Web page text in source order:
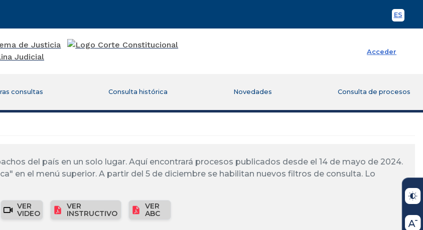
ES
Acceder
consultas Consulta histórica Novedades Consulta de procesos
del país en un solo lugar. Aquí encontrará procesos publicados desde el 14 de mayo de 2024.
en el menú superior. A partir del 5 de diciembre se habilitan nuevos filtros de consulta. Lo
VER
VIDEO
VER
INSTRUCTIVO
VER
ABC